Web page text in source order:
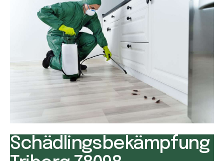
Schädlingsbekämpfung